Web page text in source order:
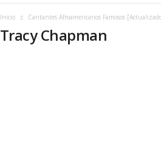
Inicio Cantantes Afroamericanos Famosos
Tracy Chapman